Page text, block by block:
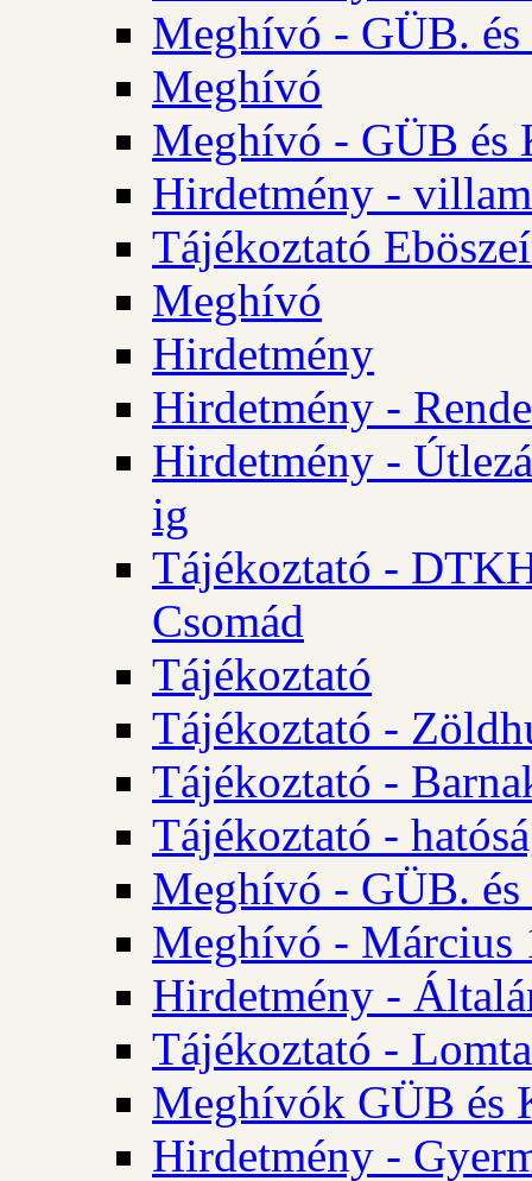
Meghívó - GÜB.
Meghívó
Meghívó - GÜB és
Hirdetmény -
Tájékoztató
Meghívó
Hirdetmény
Hirdetmény -
Hirdetmény -
ig
Tájékoztató -
Csomád
Tájékoztató
Tájékoztató -
Tájékoztató -
Tájékoztató -
Meghívó - GÜB.
Meghívó - Március
Hirdetmény -
Tájékoztató -
Meghívók GÜB és
Hirdetmény -